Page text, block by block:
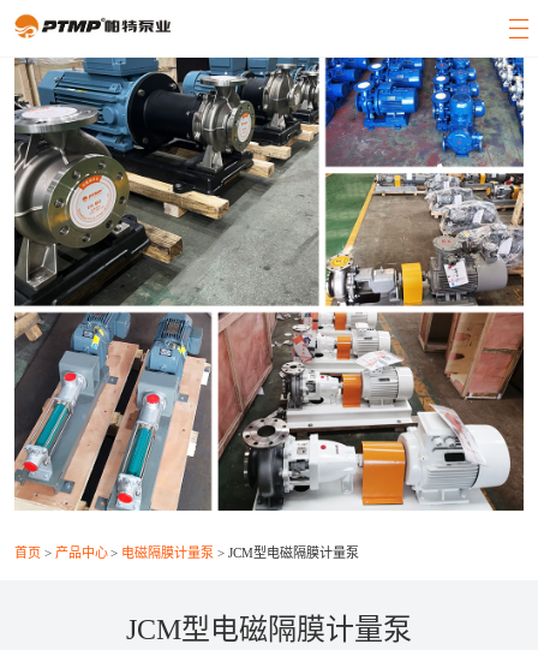
官方首页
产品展示
关于帕特
客户案例
新闻中心
客服中心
联系我们
首页 产品中心 电磁隔膜计量泵 JCM型电磁隔膜计量泵
JCM型电磁隔膜计量泵